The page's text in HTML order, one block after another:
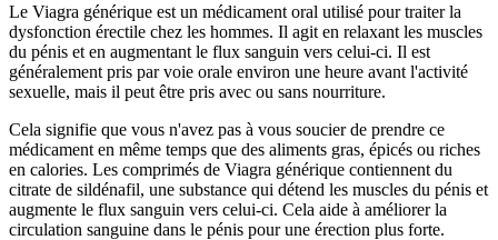
Le Viagra générique est un médicament oral utilisé pour traiter la
dysfonction érectile chez les hommes. Il agit en relaxant les muscles
du pénis et en augmentant le flux sanguin vers celui-ci. Il est
généralement pris par voie orale environ une heure avant l'activité
sexuelle, mais il peut être pris avec ou sans nourriture.
Cela signifie que vous n'avez pas à vous soucier de prendre ce
médicament en même temps que des aliments gras, épicés ou riches
en calories. Les comprimés de Viagra générique contiennent du
citrate de sildénafil, une substance qui détend les muscles du pénis et
augmente le flux sanguin vers celui-ci. Cela aide à améliorer la
circulation sanguine dans le pénis pour une érection plus forte.